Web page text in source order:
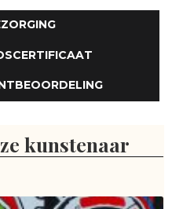
kunstenaar